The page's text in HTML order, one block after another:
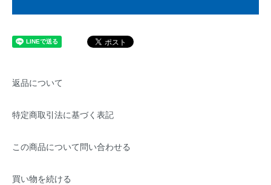
返品について
特定商取引法に基づく表記
この商品について問い合わせる
買い物を続ける